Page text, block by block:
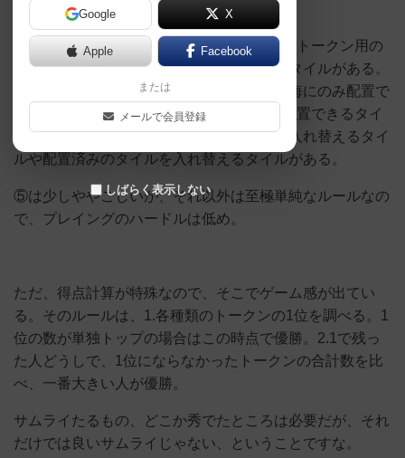
は以下の通り。
①3種類のトークンを奪い合う。②各種類のトークン用の
強めのタイルと、全種類に影響する弱めのタイルがある。
③基本的にはタイルを陸地に配置するが、海にのみ配置で
きるタイルがある。④配置したらもう1枚配置できるタイ
ルがいくつかある。⑤その他、トークンを入れ替えるタイ
ルや配置済みのタイルを入れ替えるタイルがある。
⑤は少しややこしいが、それ以外は至極単純なルールなの
で、プレイングのハードルは低め。
ただ、得点計算が特殊なので、そこでゲーム感が出てい
る。そのルールは、1.各種類のトークンの1位を調べる。1
位の数が単独トップの場合はこの時点で優勝。2.1で残っ
た人どうしで、1位にならなかったトークンの合計数を比
べ、一番大きい人が優勝。
サムライたるもの、どこか秀でたところは必要だが、それ
だけでは良いサムライじゃない、ということですな。
Google X
Apple Facebook
または
メールで会員登録
しばらく表示しない